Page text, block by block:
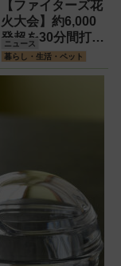
【ファイターズ花
火大会】約6,000
発超を30分間打ち
上げ！【8月8日】
ニュース
暮らし・生活・ペット